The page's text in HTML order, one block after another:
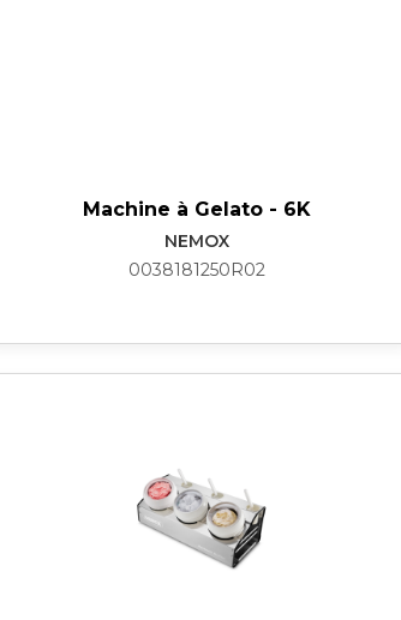
Machine à Gelato - 6K
NEMOX
0038181250R02